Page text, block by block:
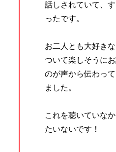
話しされていて、
ったです。
お二人とも大好き
ついて楽しそうに
のが声から伝わっ
ました。
これを聴いていな
たいないです！